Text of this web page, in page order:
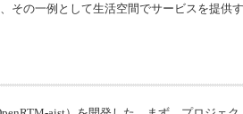
その一例として生活空間でサービスを提供